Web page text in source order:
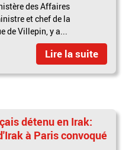
des Affaires
et chef de la
de Villepin, y a...
Lire la suite
détenu en Irak:
à Paris convoqué